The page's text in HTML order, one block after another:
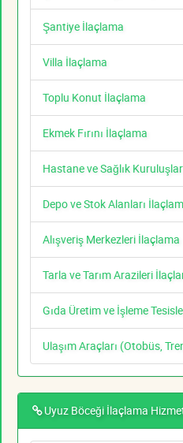
Şantiye İlaçlama
Villa İlaçlama
Toplu Konut İlaçlama
Ekmek Fırını İlaçlama
Hastane ve Sağlık
Depo ve Stok Alanları
Alışveriş Merkezleri İlaçlama
Tarla ve Tarım Arazileri
Gıda Üretim ve İşleme
Ulaşım Araçları (Otobüs,
Uyuz Böceği İlaçlama